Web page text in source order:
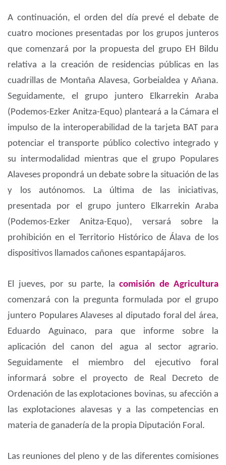
A continuación, el orden del día prevé el debate de
cuatro mociones presentadas por los grupos junteros
que comenzará por la propuesta del grupo EH Bildu
relativa a la creación de residencias públicas en las
cuadrillas de Montaña Alavesa, Gorbeialdea y Añana.
Seguidamente, el grupo juntero Elkarrekin Araba
(Podemos-Ezker Anitza-Equo) planteará a la Cámara el
impulso de la interoperabilidad de la tarjeta BAT para
potenciar el transporte público colectivo integrado y
su intermodalidad mientras que el grupo Populares
Alaveses propondrá un debate sobre la situación de las
y los autónomos. La última de las iniciativas,
presentada por el grupo juntero Elkarrekin Araba
(Podemos-Ezker Anitza-Equo), versará sobre la
prohibición en el Territorio Histórico de Álava de los
dispositivos llamados cañones espantapájaros.
El jueves, por su parte, la comisión de Agricultura
comenzará con la pregunta formulada por el grupo
juntero Populares Alaveses al diputado foral del área,
Eduardo Aguinaco, para que informe sobre la
aplicación del canon del agua al sector agrario.
Seguidamente el miembro del ejecutivo foral
informará sobre el proyecto de Real Decreto de
Ordenación de las explotaciones bovinas, su afección a
las explotaciones alavesas y a las competencias en
materia de ganadería de la propia Diputación Foral.
Las reuniones del pleno y de las diferentes comisiones